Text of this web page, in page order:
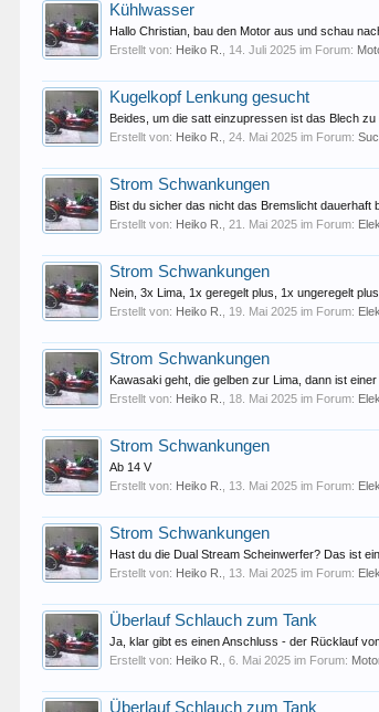
Kühlwasser
Hallo Christian, bau den Motor aus und schau
Erstellt von: Heiko R. 14. Juli 2025 im Forum:
Kugelkopf Lenkung gesucht
Beides, um die satt einzupressen ist das Blech zu
Erstellt von: Heiko R. ,24. Mai 2025 im Forum:
Strom Schwankungen
Bist du sicher das nicht das Bremslicht dauerhaft
Erstellt von: Heiko R. ,21. Mai 2025 im Forum:
Strom Schwankungen
Nein, 3x Lima, 1x geregelt plus, 1x ungeregelt
Erstellt von: Heiko R. 19. Mai 2025 im Forum:
Strom Schwankungen
Kawasaki geht, die gelben zur Lima, dann ist
Erstellt von: Heiko R. 18. Mai 2025 im Forum:
Strom Schwankungen
Ab 14 V
Erstellt von: Heiko R. 13. Mai 2025 im Forum:
Strom Schwankungen
Hast du die Dual Stream Scheinwerfer? Das ist
Erstellt von: Heiko R. 13. Mai 2025 im Forum:
Überlauf Schlauch zum Tank
Ja, klar gibt es einen Anschluss - der Rücklauf
Erstellt von: Heiko R. ,6. Mai 2025 im Forum:
Überlauf Schlauch zum Tank